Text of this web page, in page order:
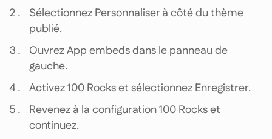
Sélectionnez Personnaliser à côté du thème
publié.
Ouvrez App embeds dans le panneau de
gauche.
Activez 100 Rocks et sélectionnez Enregistrer.
Revenez à la configuration 100 Rocks et
continuez.